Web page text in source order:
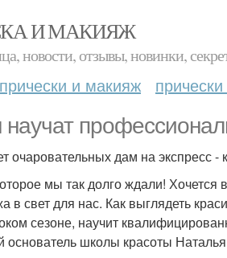
И МАКИЯЖ
новости, отзывы, новинки,
и макияж
дам на экспресс -
мы так долго ждали!
в свет для нас. Как выглядеть
сезоне, научит
основатель школы красоты